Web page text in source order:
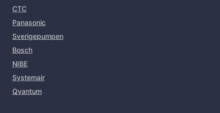
CTC
Panasonic
Sverigepumpen
Bosch
NIBE
Systemair
Qvantum